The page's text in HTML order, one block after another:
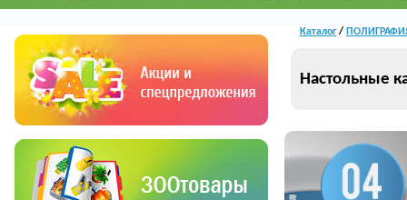
Каталог/
Настольные